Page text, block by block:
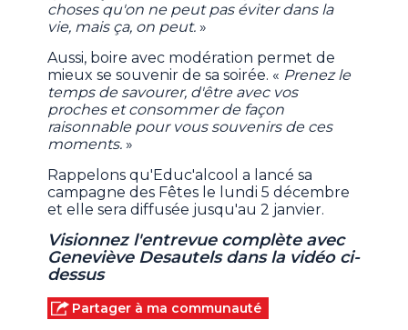
choses qu'on ne peut pas éviter dans la
vie, mais ça, on peut. »
Aussi, boire avec modération permet de
mieux se souvenir de sa soirée. « Prenez le
temps de savourer, d'être avec vos
proches et consommer de façon
raisonnable pour vous souvenirs de ces
moments. »
Rappelons qu'Educ'alcool a lancé sa
campagne des Fêtes le lundi 5 décembre
et elle sera diffusée jusqu'au 2 janvier.
Visionnez l'entrevue complète avec
Geneviève Desautels dans la vidéo ci-
dessus
Partager à ma communauté